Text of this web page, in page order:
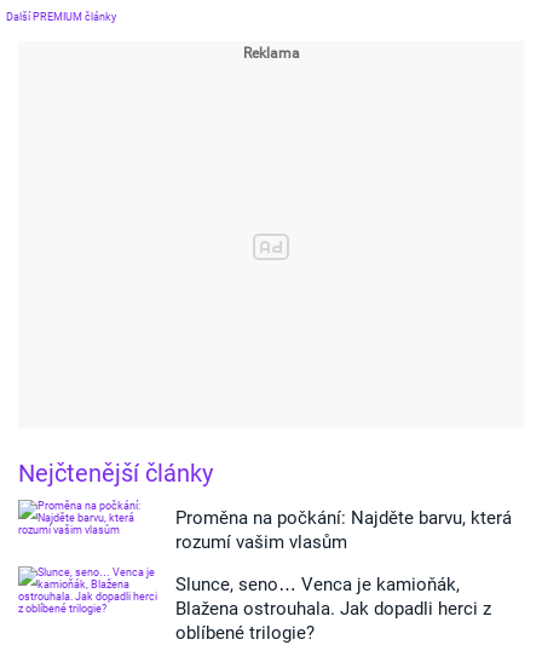
Další PREMIUM články
Nejčtenější články
Proměna na počkání: Najděte barvu, která
rozumí vašim vlasům
Slunce, seno… Venca je kamioňák,
Blažena ostrouhala. Jak dopadli herci z
oblíbené trilogie?